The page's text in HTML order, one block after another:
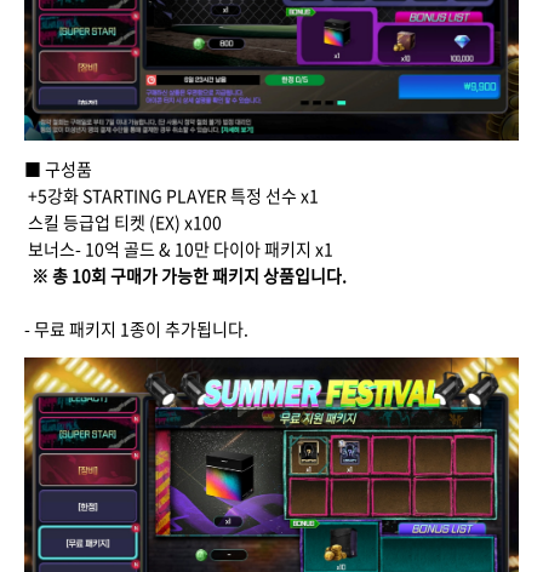
■ 구성품
+5강화 STARTING PLAYER 특정 선수 x1
스킬 등급업 티켓 (EX) x100
보너스- 10억 골드 & 10만 다이아 패키지 x1
※ 총 10회 구매가 가능한 패키지 상품입니다.
- 무료 패키지 1종이 추가됩니다.